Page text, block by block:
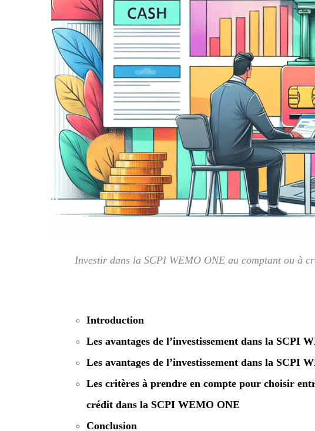
Investir dans la SCPI WEMO ONE au comptant ou à
Introduction
Les avantages de l’investissement dans la SCPI
Les avantages de l’investissement dans la SCPI
Les critères à prendre en compte pour choisir
crédit dans la SCPI WEMO ONE
Conclusion